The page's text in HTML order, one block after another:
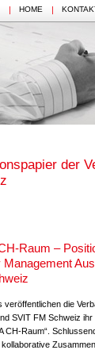
HOME
der
Raum –
veröffentlichen die
SVIT FM Schweiz
CH-Raum“.